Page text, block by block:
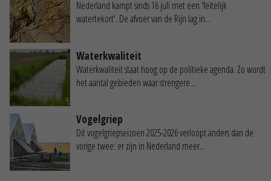
Nederland kampt sinds 16 juli met een 'feitelijk
watertekort'. De afvoer van de Rijn lag in...
Waterkwaliteit
Waterkwaliteit staat hoog op de politieke agenda. Zo wordt
het aantal gebieden waar strengere...
Vogelgriep
Dit vogelgriepseizoen 2025-2026 verloopt anders dan de
vorige twee: er zijn in Nederland meer...